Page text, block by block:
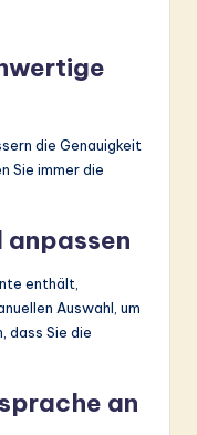
die Genauigkeit
Sie immer die
enthält,
Auswahl, um
dass Sie die
an